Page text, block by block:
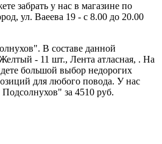
забрать у нас в магазине по
ул. Ваеева 19 - с 8.00 до 20.00
В составе данной
- 11 шт., Лента атласная, . На
большой выбор недорогих
для любого повода. У нас
за 4510 руб.